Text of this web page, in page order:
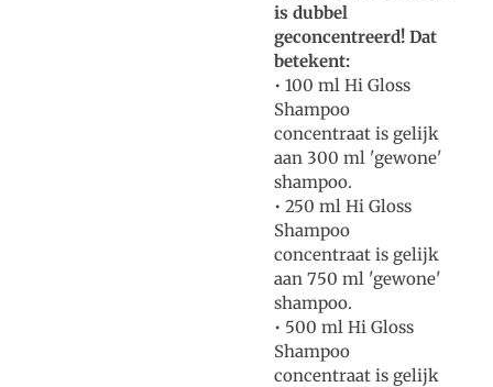
is dubbel
geconcentreerd! Dat
betekent:
• 100 ml Hi Gloss
Shampoo
concentraat is gelijk
aan 300 ml 'gewone'
shampoo.
• 250 ml Hi Gloss
Shampoo
concentraat is gelijk
aan 750 ml 'gewone'
shampoo.
• 500 ml Hi Gloss
Shampoo
concentraat is gelijk